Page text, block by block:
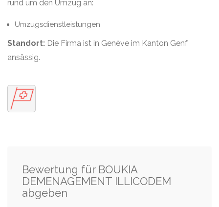
rund um den Umzug an:
Umzugsdienstleistungen
Standort: Die Firma ist in Genève im Kanton Genf
ansässig.
Bewertung für BOUKIA
DEMENAGEMENT ILLICODEM
abgeben